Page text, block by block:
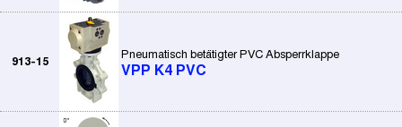
913-15
Pneumatisch betätigter PVC Absperrklappe
VPP K4 PVC